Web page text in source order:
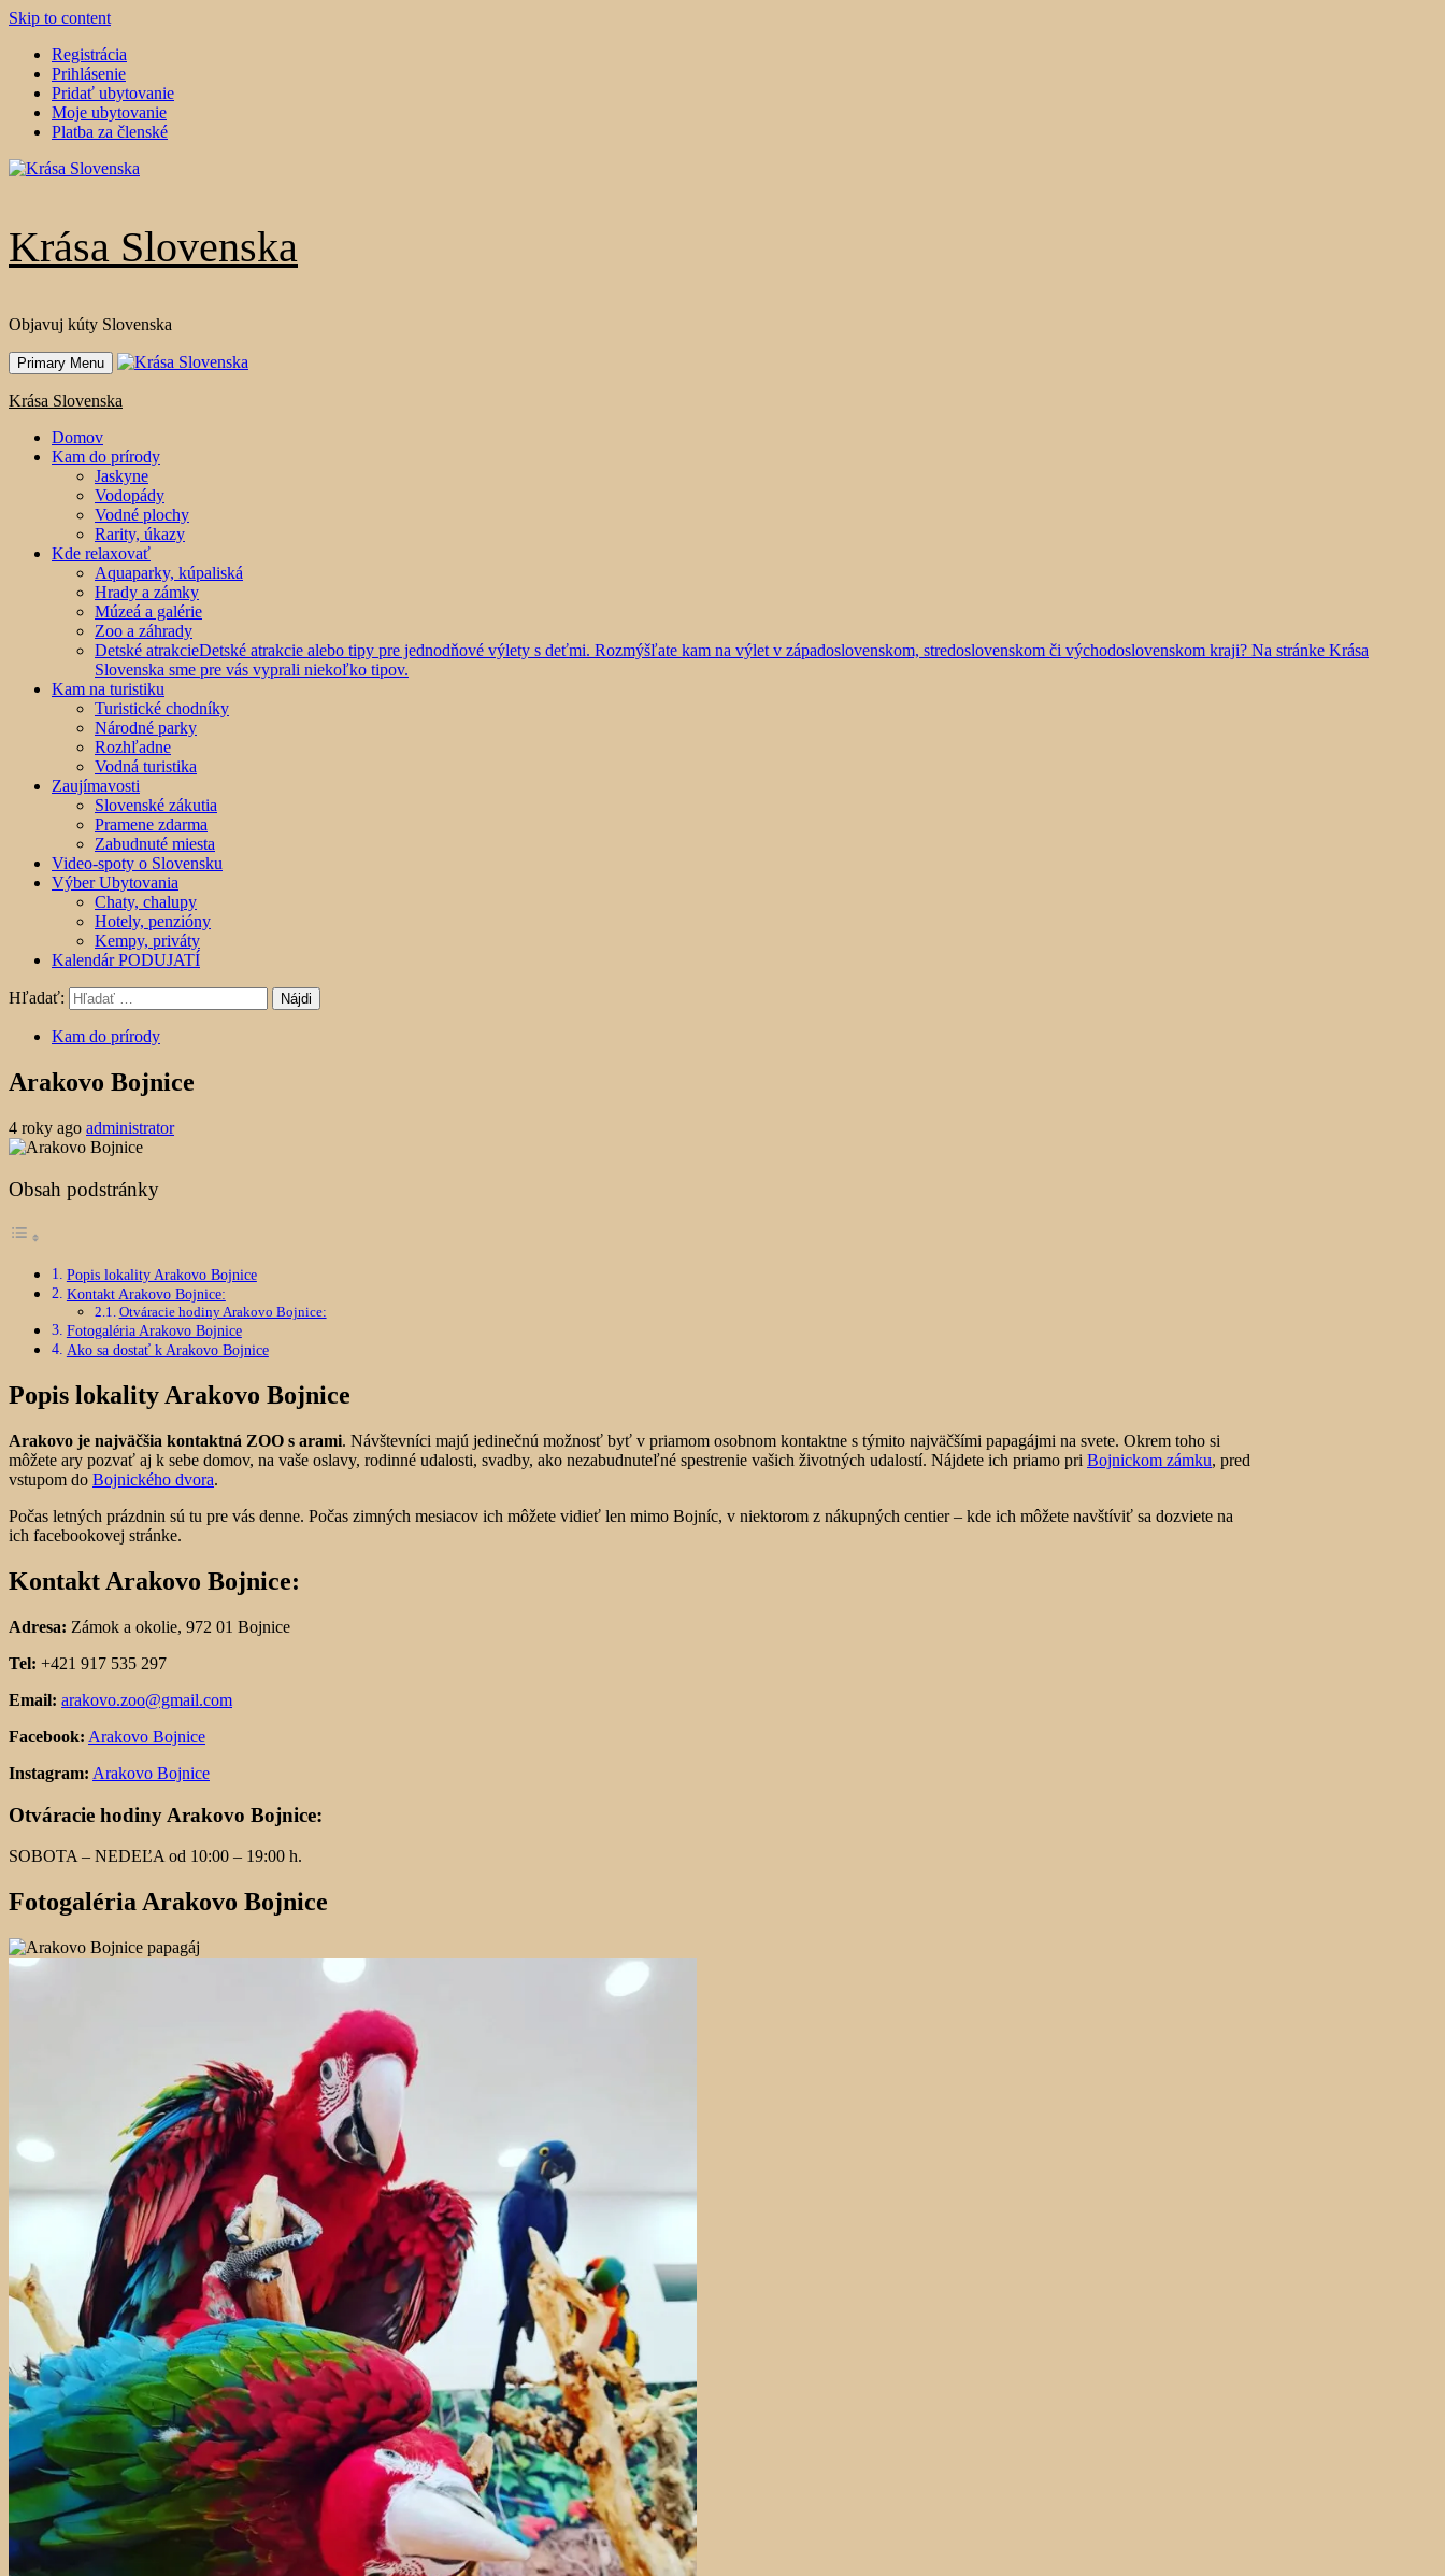
Skip to content
Registrácia
Prihlásenie
Pridať ubytovanie
Moje ubytovanie
Platba za členské
Krása Slovenska
Objavuj kúty Slovenska
Primary Menu
Krása Slovenska
Domov
Kam do prírody
Jaskyne
Vodopády
Vodné plochy
Rarity, úkazy
Kde relaxovať
Aquaparky, kúpaliská
Hrady a zámky
Múzeá a galérie
Zoo a záhrady
Detské atrakcieDetské atrakcie alebo tipy pre jednodňové výlety s deťmi. Rozmýšľate kam na výlet v západoslovenskom, stredoslovenskom či východoslovenskom kraji? Na stránke Krása
Slovenska sme pre vás vyprali niekoľko tipov.
Kam na turistiku
Turistické chodníky
Národné parky
Rozhľadne
Vodná turistika
Zaujímavosti
Slovenské zákutia
Pramene zdarma
Zabudnuté miesta
Video-spoty o Slovensku
Výber Ubytovania
Chaty, chalupy
Hotely, penzióny
Kempy, priváty
Kalendár PODUJATÍ
Hľadať:
Kam do prírody
Arakovo Bojnice
4 roky ago administrator
Obsah podstránky
Popis lokality Arakovo Bojnice
Kontakt Arakovo Bojnice:
Otváracie hodiny Arakovo Bojnice:
Fotogaléria Arakovo Bojnice
Ako sa dostať k Arakovo Bojnice
Popis lokality Arakovo Bojnice
Arakovo je najväčšia kontaktná ZOO s arami. Návštevníci majú jedinečnú možnosť byť v priamom osobnom kontaktne s týmito najväčšími papagájmi na svete. Okrem toho si
môžete ary pozvať aj k sebe domov, na vaše oslavy, rodinné udalosti, svadby, ako nezabudnuteľné spestrenie vašich životných udalostí. Nájdete ich priamo pri Bojnickom zámku, pred
vstupom do Bojnického dvora.
Počas letných prázdnin sú tu pre vás denne. Počas zimných mesiacov ich môžete vidieť len mimo Bojníc, v niektorom z nákupných centier – kde ich môžete navštíviť sa dozviete na
ich facebookovej stránke.
Kontakt Arakovo Bojnice:
Adresa: Zámok a okolie, 972 01 Bojnice
Tel: +421 917 535 297
Email: arakovo.zoo@gmail.com
Facebook: Arakovo Bojnice
Instagram: Arakovo Bojnice
Otváracie hodiny Arakovo Bojnice:
SOBOTA – NEDEĽA od 10:00 – 19:00 h.
Fotogaléria Arakovo Bojnice